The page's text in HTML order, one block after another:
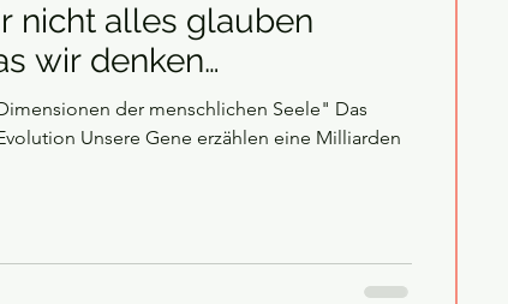
nicht alles glauben
wir denken…
der menschlichen Seele" Das
Gene erzählen eine Milliarden